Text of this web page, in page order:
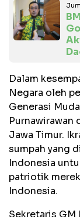
Dalam
Negara oleh
Generasi
Purnawirawan
Jawa Timur.
sumpah yang
Indonesia
patriotik
Indonesia.
Sekretaris GM